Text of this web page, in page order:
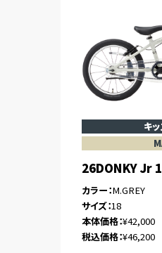
キ
26DONKY Jr
カラー M.GREY
サイズ 18
本体価格 ¥42,000
税込価格 ¥46,200